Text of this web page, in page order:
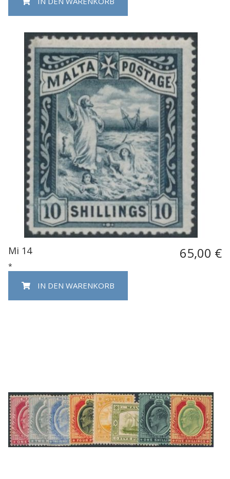
Mi 14 65,00 €
*
IN DEN WARENKORB